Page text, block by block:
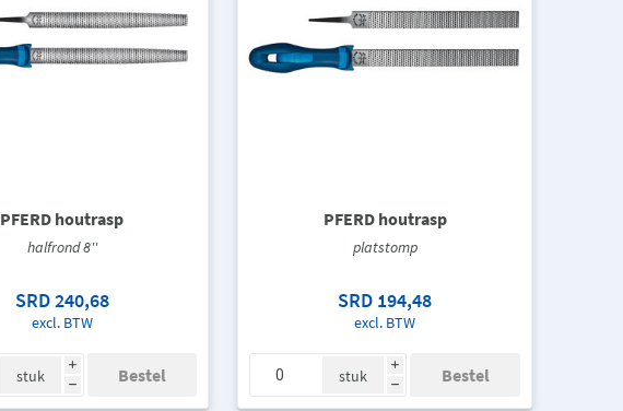
PFERD houtrasp
halfrond 8''
SRD 240,68
excl. BTW
i
h
stuk
PFERD houtrasp
platstomp
SRD 194,48
excl. BTW
i
h
stuk